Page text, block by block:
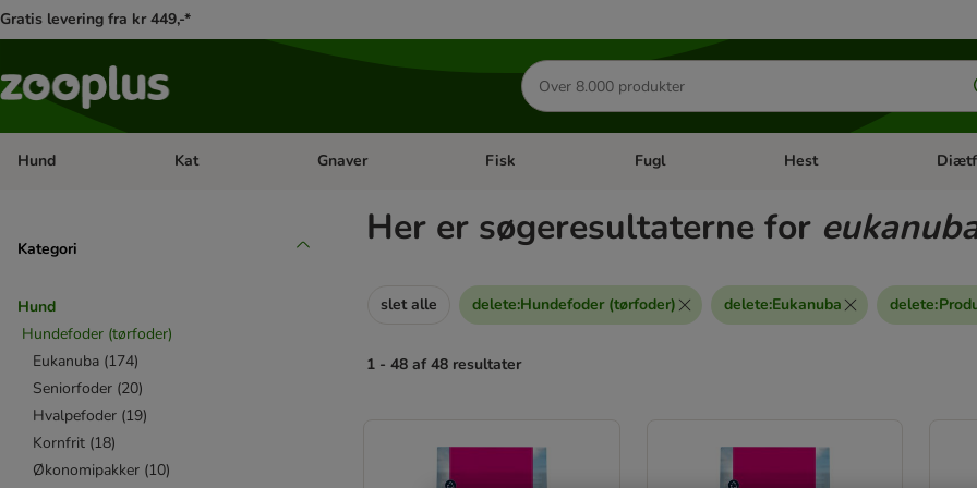
Gratis levering fra kr 449,-*
Søg
efter
produkter
Hund Åben kategori menu: Hund
Kat Åben kategori menu: Kat
Gnaver Åben kategori menu: Gnaver
Fisk Åben kategori menu: Fisk
Fugl Åben kategori menu: Fugl
Hest Åben
Kategori
Hund
Hundefoder (tørfoder)
Eukanuba (174)
Seniorfoder (20)
Hvalpefoder (19)
Kornfrit (18)
Økonomipakker (10)
Her er søgeresultaterne for
slet alle delete:Hundefoder (tørfoder) delete:Eukanuba delete:
1 - 48 af 48 resultater